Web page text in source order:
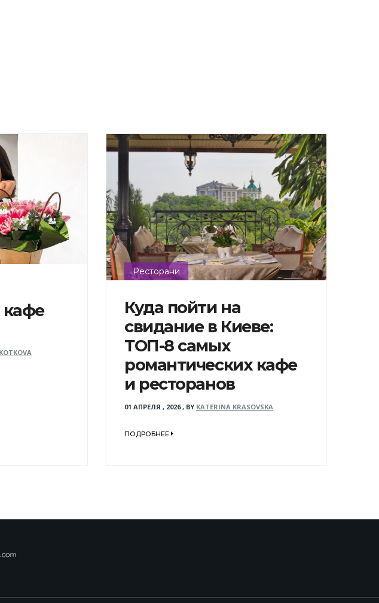
Ресторани
Куда пойти на
свидание в Киеве:
ТОП-8 самых
романтических кафе
и ресторанов
01 АПРЕЛЯ , 2026, BY KATERINA KRASOVSKA
ПОДРОБНЕЕ